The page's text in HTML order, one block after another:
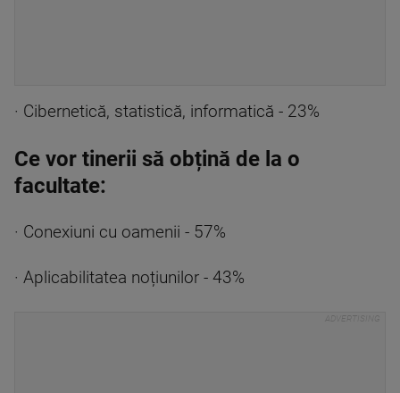
· Cibernetică, statistică, informatică - 23%
Ce vor tinerii să obțină de la o
facultate:
· Conexiuni cu oamenii - 57%
· Aplicabilitatea noțiunilor - 43%